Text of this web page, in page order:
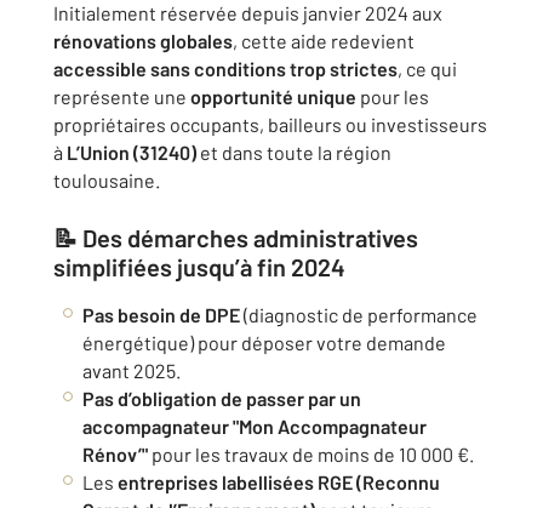
Initialement réservée depuis janvier 2024 aux
rénovations globales, cette aide redevient
accessible sans conditions trop strictes, ce qui
représente une opportunité unique pour les
propriétaires occupants, bailleurs ou investisseurs
à L’Union (31240) et dans toute la région
toulousaine.
📝 Des démarches administratives
simplifiées jusqu’à fin 2024
Pas besoin de DPE(diagnostic de performance
énergétique) pour déposer votre demande
avant 2025.
Pas d’obligation de passer par un
accompagnateur "Mon Accompagnateur
Rénov’" pour les travaux de moins de 10 000 €.
Les entreprises labellisées RGE (Reconnu